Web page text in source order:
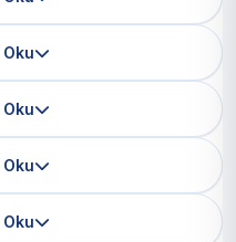
Oku
Oku
Oku
Oku